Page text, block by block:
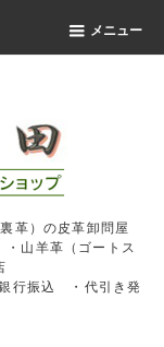
メニュー
革）の皮革卸問屋
・山羊革（ゴートス
振込 ・代引き発